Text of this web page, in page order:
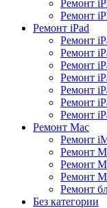
Ремонт
Ремонт
Ремонт iPad
Ремонт
Ремонт
Ремонт
Ремонт
Ремонт
Ремонт
Ремонт
Ремонт Mac
Ремонт
Ремонт
Ремонт
Ремонт
Ремонт
Без категории